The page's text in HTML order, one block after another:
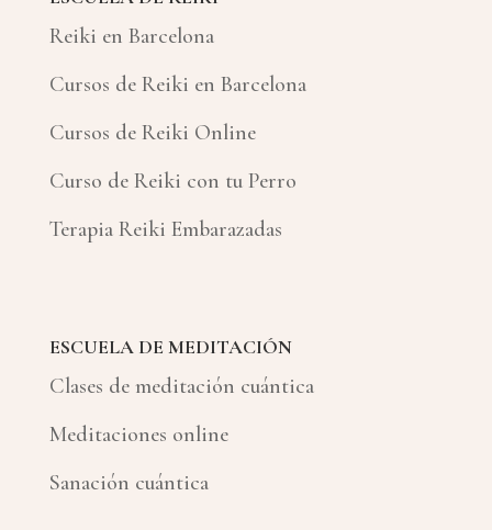
Reiki en Barcelona
Cursos de Reiki en Barcelona
Cursos de Reiki Online
Curso de Reiki con tu Perro
Terapia Reiki Embarazadas
ESCUELA DE MEDITACIÓN
Clases de meditación cuántica
Meditaciones online
Sanación cuántica